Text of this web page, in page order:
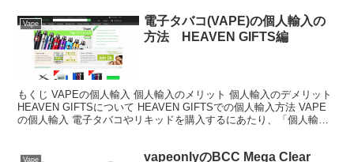
Vape
電子タバコ(VAPE)の個人輸入の
方法 HEAVEN GIFTS編
もくじ VAPEの個人輸入 個人輸入のメリット 個人輸入のデメリット
HEAVEN GIFTSについて HEAVEN GIFTSでの個人輸入方法 VAPE
の個人輸入 電子タバコやリキッドを購入するにあたり、「個人輸入
Vape vapeonlyのBCC Mega Clear